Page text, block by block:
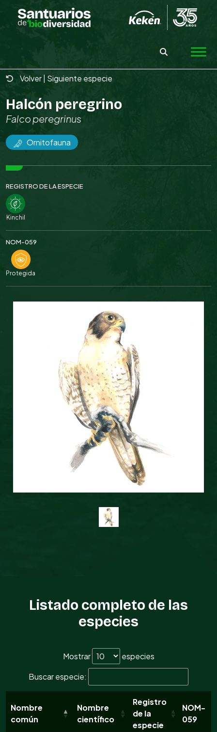
Volver Siguiente especie
Halcón peregrino
Falco peregrinus
Ornitofauna
REGISTRO DE LA ESPECIE
Kinchil
NOM-059
Protegida
Listado completo de las
especies
Mostrar
especies
Buscar especie:
Nombre
común
Nombre
científico
Registro
de la
especie
NOM-
059